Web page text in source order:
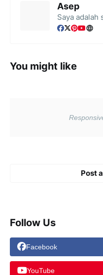
Asep
Saya adalah
You might like
Post
Follow Us
Facebook
YouTube